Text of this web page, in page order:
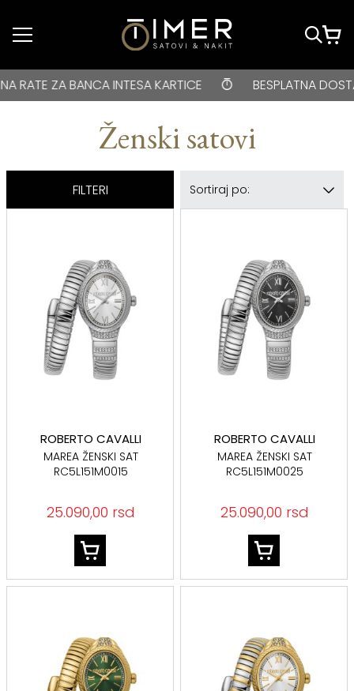
Idi do glavnog
BESPLATNA DOSTAVA za kupovine veće od 3000 rsd •
KARTICE BESPLATNA DOSTAVA za kupovine
Ženski satovi
FILTERI Sortiraj po:
ROBERTO CAVALLI
MAREA ŽENSKI SAT
RC5L151M0015
25.090,00 rsd
ROBERTO CAVALLI
MAREA ŽENSKI SAT
RC5L151M0025
25.090,00 rsd